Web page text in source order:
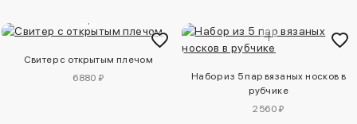
Свитер с открытым плечом
6880 ₽
Набор из 5 пар вязаных носков в
рубчике
2560 ₽